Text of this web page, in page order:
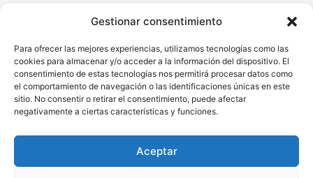
Gestionar consentimiento
Para ofrecer las mejores experiencias, utilizamos tecnologías como las
cookies para almacenar y/o acceder a la información del dispositivo. El
consentimiento de estas tecnologías nos permitirá procesar datos como
el comportamiento de navegación o las identificaciones únicas en este
sitio. No consentir o retirar el consentimiento, puede afectar
negativamente a ciertas características y funciones.
Aceptar
Muerte y Difuntos
Oraciones Diarias
Otras
Protección y Liberación
Salud y Sanación